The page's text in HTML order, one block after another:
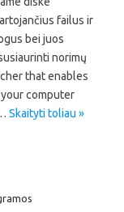
failus ir
bei juos
norimų
that enables
computer
Skaityti toliau »